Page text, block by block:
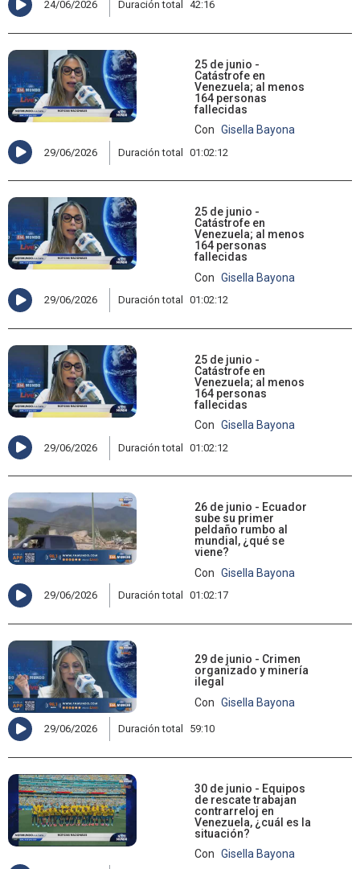
24/06/2026 Duración total 42:16
25 de junio -
Catástrofe en
Venezuela; al menos
164 personas
fallecidas
Con Gisella Bayona
29/06/2026 Duración total 01:02:12
25 de junio -
Catástrofe en
Venezuela; al menos
164 personas
fallecidas
Con Gisella Bayona
29/06/2026 Duración total 01:02:12
25 de junio -
Catástrofe en
Venezuela; al menos
164 personas
fallecidas
Con Gisella Bayona
29/06/2026 Duración total 01:02:12
26 de junio - Ecuador
sube su primer
peldaño rumbo al
mundial, ¿qué se
viene?
Con Gisella Bayona
29/06/2026 Duración total 01:02:17
29 de junio - Crimen
organizado y minería
ilegal
Con Gisella Bayona
29/06/2026 Duración total 59:10
30 de junio - Equipos
de rescate trabajan
contrarreloj en
Venezuela, ¿cuál es la
situación?
Con Gisella Bayona